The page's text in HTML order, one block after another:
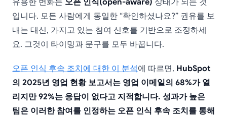
입니다. 모든 사람에게 동일한 “확인하셨나요?” 권유를 보
내는 대신, 가지고 있는 참여 신호를 기반으로 조정하세
요. 그것이 타이밍과 문구를 모두 바꿉니다.
오픈 인식 후속 조치에 대한 이 분석에 따르면, HubSpot
의 2025년 영업 현황 보고서는 영업 이메일의 68%가 열
리지만 92%는 응답이 없다고 지적합니다. 성과가 높은
팀은 이러한 참여를 인정하는 오픈 인식 후속 조치를 통해